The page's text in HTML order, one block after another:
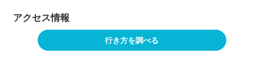
アクセス情報
行き方を調べる